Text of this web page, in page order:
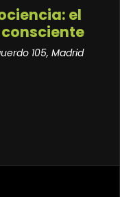
el
105, Madrid